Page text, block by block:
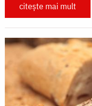
citește mai mult